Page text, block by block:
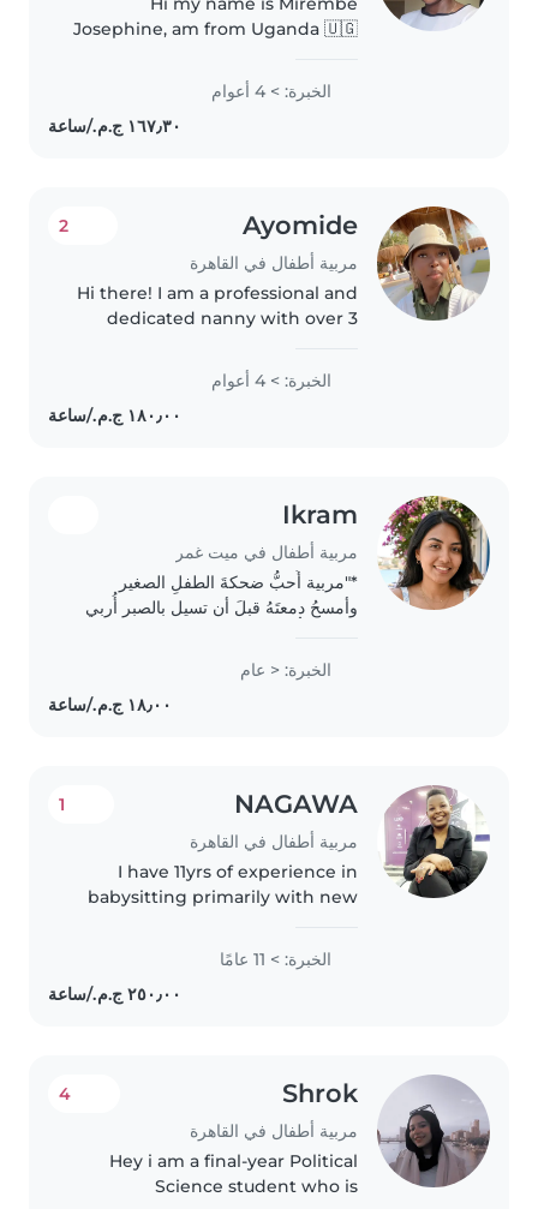
Josephine, am from Uganda 🇺🇬
have experience of four years,
working in one house ,am kind,
understanding, my work is to
الخبرة: > 4 أعوام
Ayomide
مربية أطفال في القاهرة
2
Hi there! I am a professional and
dedicated nanny with over 3
managing the daily routines and
activities of multiple children. As
a parent myself, I understand..
الخبرة: > 4 أعوام
Ikram
مربية أطفال في ميت غمر
*"مربية أُحبُّ ضحكةَ الطفلِ الصغير
وأمسحُ دمعتَهُ قبلَ أن تسيل بالصبرِ أُربي
إذا بكى ضممتُهُ وواسيتهُ وإذا ضحكَ
ضحكتُ معه أنا أمانُهُ حينَ يحتاجُني
الخبرة: < عام
NAGAWA
مربية أطفال في القاهرة
1
I have 11yrs of experience in
babysitting primarily with new
have experience with special
needs children. I'm creative,
patient, kind, funny, gentle..
الخبرة: > 11 عامًا
Shrok
مربية أطفال في القاهرة
4
Hey i am a final-year Political
Science student who is